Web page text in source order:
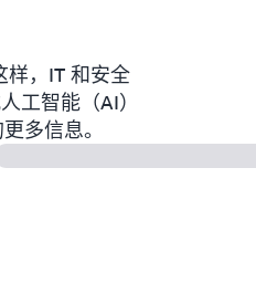
样，IT 和安全
工智能（AI）
多信息。